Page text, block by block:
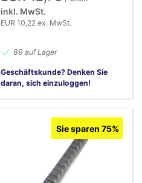
inkl. MwSt.
EUR 10,22 ex. MwSt.
89 auf Lager
Geschäftskunde? Denken Sie
daran, sich einzuloggen!
Sie sparen 75%